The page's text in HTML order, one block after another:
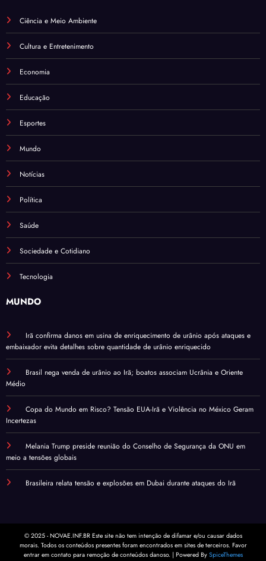
Ciência e Meio Ambiente
Cultura e Entretenimento
Economia
Educação
Esportes
Mundo
Notícias
Política
Saúde
Sociedade e Cotidiano
Tecnologia
MUNDO
Irã confirma danos em usina de enriquecimento de urânio após ataques e
embaixador evita detalhes sobre quantidade de urânio enriquecido
Brasil nega venda de urânio ao Irã; boatos associam Ucrânia e Oriente
Médio
Copa do Mundo em Risco? Tensão EUA-Irã e Violência no México Geram
Incertezas
Melania Trump preside reunião do Conselho de Segurança da ONU em
meio a tensões globais
Brasileira relata tensão e explosões em Dubai durante ataques do Irã
© 2025 - NOVAE.INF.BR Este site não tem intenção de difamar e/ou causar dados
morais. Todos os conteúdos presentes foram encontrados em sites de terceiros. Favor
entrar em contato para remoção de conteúdos danoso. | Powered By SpiceThemes